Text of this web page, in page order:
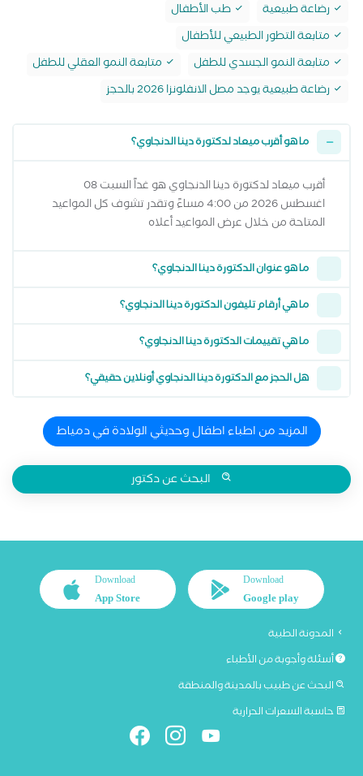
رضاعة طبيعية
طب الأطفال
متابعة التطور الطبيعي للأطفال
متابعة النمو الجسدي للطفل
متابعة النمو العقلي للطفل
رضاعة طبيعية يوجد مصل الانفلونزا 2026 بالحجز
ما هو أقرب ميعاد لدكتورة دينا الدنجاوي؟
أقرب ميعاد لدكتورة دينا الدنجاوي هو غداً السبت 08
اغسطس 2026 من 4:00 مساءً وتقدر تشوف كل المواعيد
المتاحة من خلال عرض المواعيد أعلاه
ما هو عنوان الدكتورة دينا الدنجاوي؟
ما هي أرقام تليفون الدكتورة دينا الدنجاوي؟
ما هي تقييمات الدكتورة دينا الدنجاوي؟
هل الحجز مع الدكتورة دينا الدنجاوي أونلاين حقيقي؟
المزيد من اطباء اطفال وحديثي الولادة في دمياط
البحث عن دكتور
Download
Google play
Download
App Store
المدونة الطبية
أسئلة وأجوبة من الأطباء
البحث عن طبيب بالمدينة والمنطقة
حاسبة السعرات الحرارية